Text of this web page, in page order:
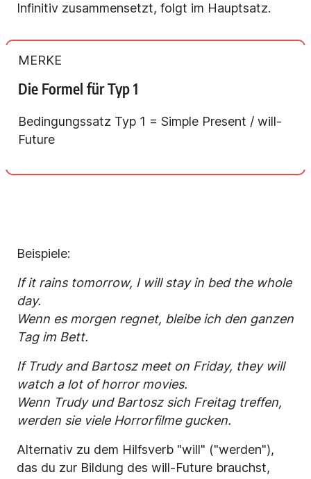
Infinitiv zusammensetzt, folgt im Hauptsatz.
MERKE
Die Formel für Typ 1
Bedingungssatz Typ 1 = Simple Present / will-
Future
Beispiele:
If it rains tomorrow, I will stay in bed the whole
day.
Wenn es morgen regnet, bleibe ich den ganzen
Tag im Bett.
If Trudy and Bartosz meet on Friday, they will
watch a lot of horror movies.
Wenn Trudy und Bartosz sich Freitag treffen,
werden sie viele Horrorfilme gucken.
Alternativ zu dem Hilfsverb "will" ("werden"),
das du zur Bildung des will-Future brauchst,